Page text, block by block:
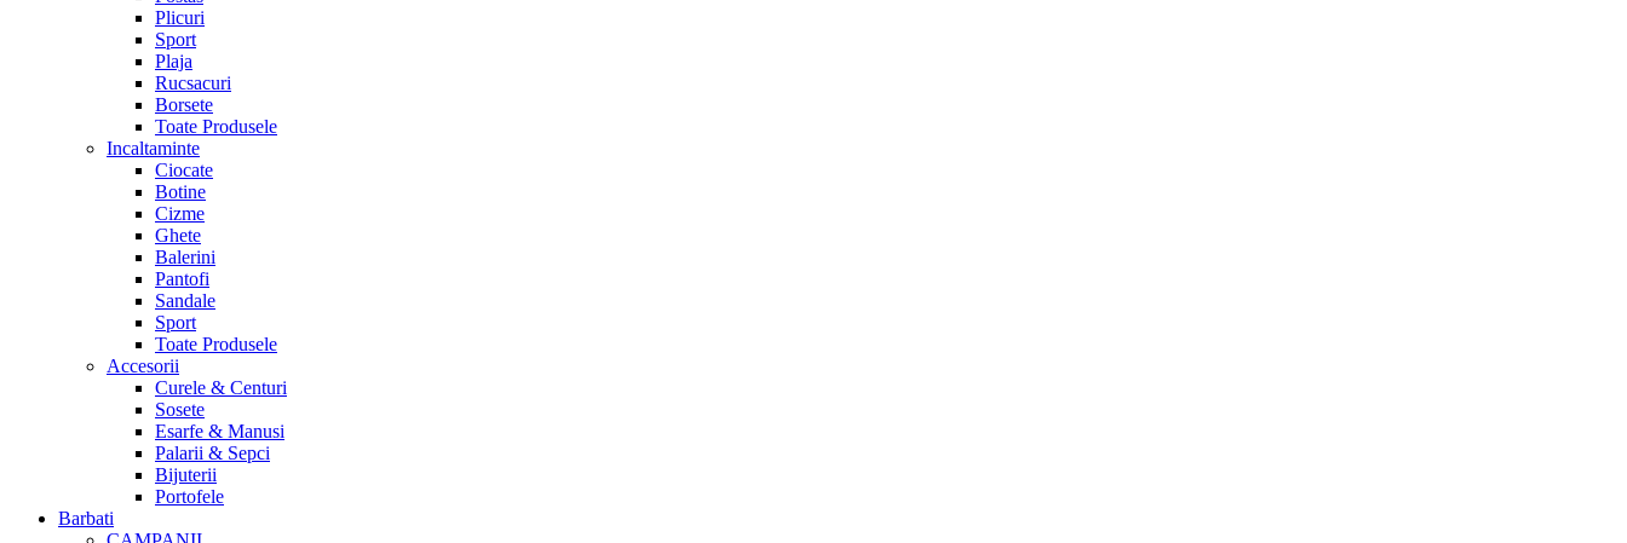
Plicuri
Sport
Plaja
Rucsacuri
Borsete
Toate Produsele
Incaltaminte
Ciocate
Botine
Cizme
Ghete
Balerini
Pantofi
Sandale
Sport
Toate Produsele
Accesorii
Curele & Centuri
Sosete
Esarfe & Manusi
Palarii & Sepci
Bijuterii
Portofele
Barbati